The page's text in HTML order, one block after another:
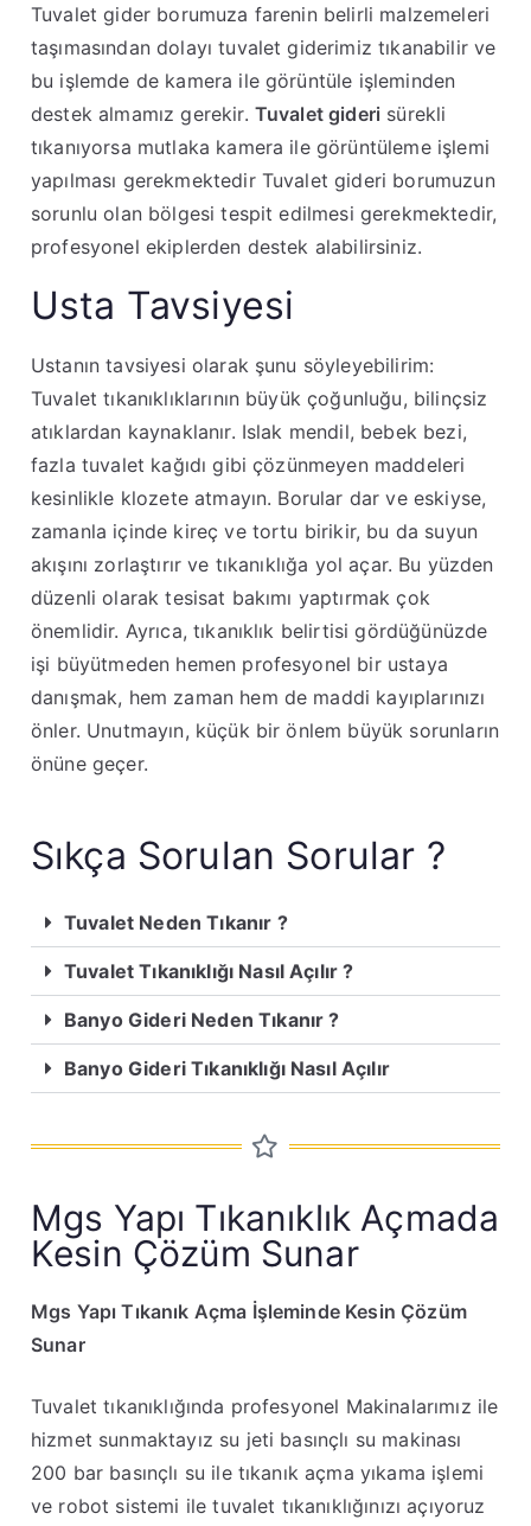
Tuvalet gider borumuza farenin belirli malzemeleri
taşımasından dolayı tuvalet giderimiz tıkanabilir ve
bu işlemde de kamera ile görüntüle işleminden
destek almamız gerekir. Tuvalet gideri sürekli
tıkanıyorsa mutlaka kamera ile görüntüleme işlemi
yapılması gerekmektedir Tuvalet gideri borumuzun
sorunlu olan bölgesi tespit edilmesi gerekmektedir,
profesyonel ekiplerden destek alabilirsiniz.
Usta Tavsiyesi
Ustanın tavsiyesi olarak şunu söyleyebilirim:
Tuvalet tıkanıklıklarının büyük çoğunluğu, bilinçsiz
atıklardan kaynaklanır. Islak mendil, bebek bezi,
fazla tuvalet kağıdı gibi çözünmeyen maddeleri
kesinlikle klozete atmayın. Borular dar ve eskiyse,
zamanla içinde kireç ve tortu birikir, bu da suyun
akışını zorlaştırır ve tıkanıklığa yol açar. Bu yüzden
düzenli olarak tesisat bakımı yaptırmak çok
önemlidir. Ayrıca, tıkanıklık belirtisi gördüğünüzde
işi büyütmeden hemen profesyonel bir ustaya
danışmak, hem zaman hem de maddi kayıplarınızı
önler. Unutmayın, küçük bir önlem büyük sorunların
önüne geçer.
Sıkça Sorulan Sorular ?
Tuvalet Neden Tıkanır ?
Tuvalet Tıkanıklığı Nasıl Açılır ?
Banyo Gideri Neden Tıkanır ?
Banyo Gideri Tıkanıklığı Nasıl Açılır
Mgs Yapı Tıkanıklık Açmada
Kesin Çözüm Sunar
Mgs Yapı Tıkanık Açma İşleminde Kesin Çözüm
Sunar
Tuvalet tıkanıklığında profesyonel Makinalarımız ile
hizmet sunmaktayız su jeti basınçlı su makinası
200 bar basınçlı su ile tıkanık açma yıkama işlemi
ve robot sistemi ile tuvalet tıkanıklığınızı açıyoruz